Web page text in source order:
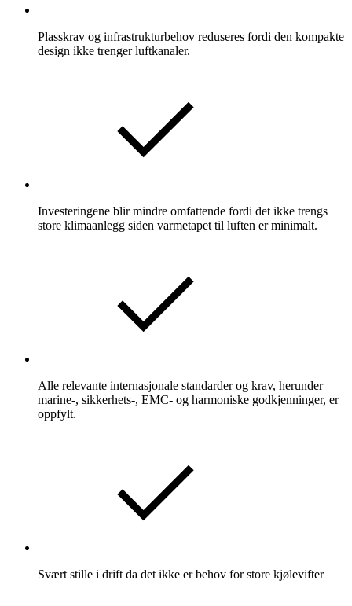
Plasskrav og infrastrukturbehov reduseres fordi den kompakte
design ikke trenger luftkanaler.
Investeringene blir mindre omfattende fordi det ikke trengs
store klimaanlegg siden varmetapet til luften er minimalt.
Alle relevante internasjonale standarder og krav, herunder
marine-, sikkerhets-, EMC- og harmoniske godkjenninger, er
oppfylt.
Svært stille i drift da det ikke er behov for store kjølevifter